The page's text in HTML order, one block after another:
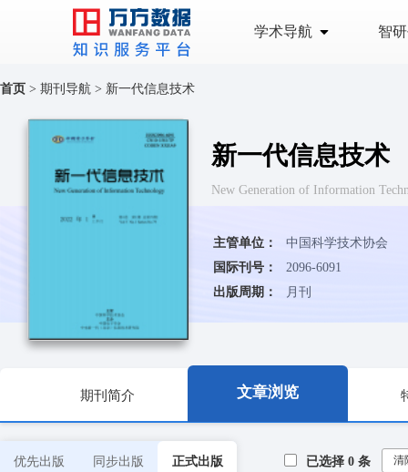
学术导航 智
首页 > 期刊导航 > 新一代信息技术
新一代信息技术
New Generation of Information
主管单位：
中国科学技术协会
国际刊号：
2096-6091
出版周期：
月刊
期刊简介 文章浏览
优先出版 同步出版 正式出版 已选择 0 条 清